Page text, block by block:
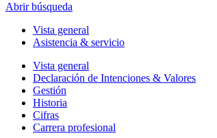
Abrir búsqueda
Vista general
Asistencia & servicio
Vista general
Declaración de Intenciones & Valores
Gestión
Historia
Cifras
Carrera profesional